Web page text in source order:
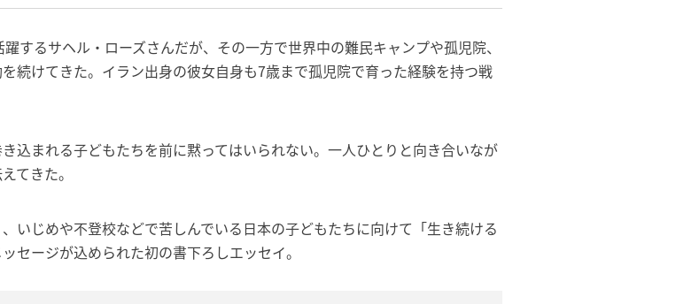
するサヘル・ローズさんだが、その一方で世界中の難民キャンプや孤児院、
続けてきた。イラン出身の彼女自身も7歳まで孤児院で育った経験を持つ戦
込まれる子どもたちを前に黙ってはいられない。一人ひとりと向き合いなが
てきた。
いじめや不登校などで苦しんでいる日本の子どもたちに向けて「生き続ける
セージが込められた初の書下ろしエッセイ。